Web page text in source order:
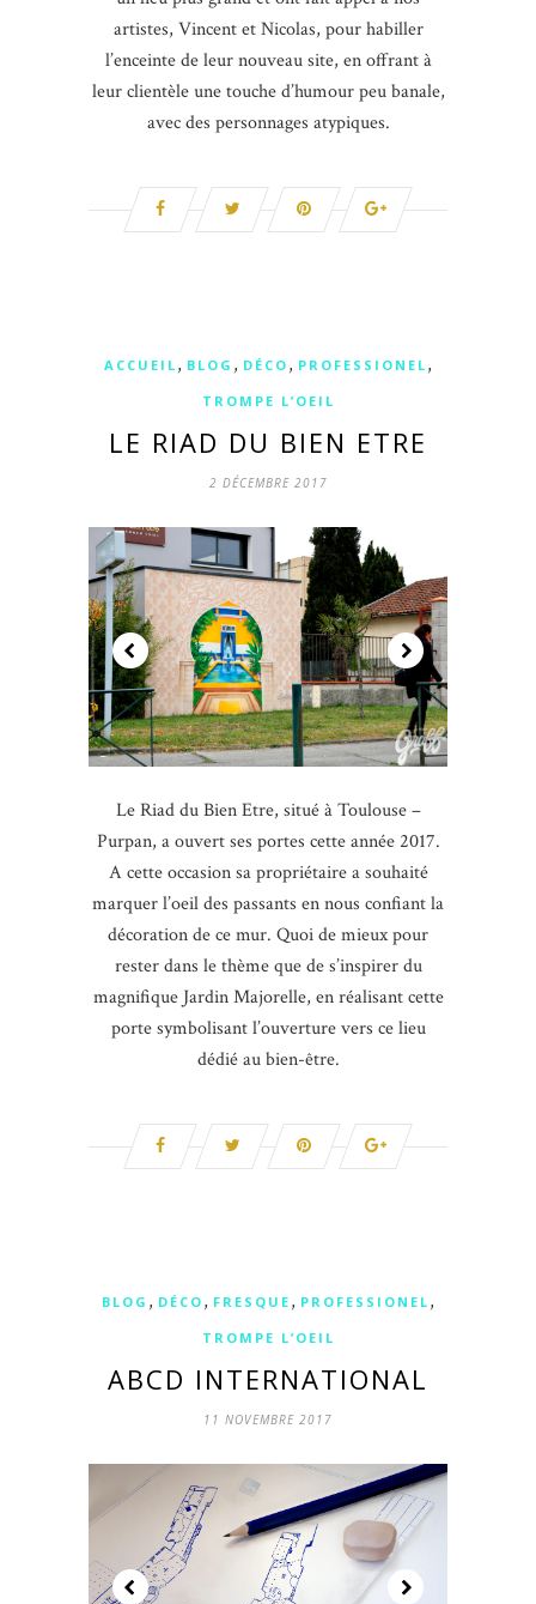
artistes, Vincent et Nicolas, pour habiller
l’enceinte de leur nouveau site, en offrant à
leur clientèle une touche d’humour peu banale,
avec des personnages atypiques.
ACCUEIL , BLOG , DÉCO , PROFESSIONEL ,
TROMPE L’OEIL
LE RIAD DU BIEN ETRE
2 DÉCEMBRE 2017
Le Riad du Bien Etre, situé à Toulouse –
Purpan, a ouvert ses portes cette année 2017.
A cette occasion sa propriétaire a souhaité
marquer l’oeil des passants en nous confiant la
décoration de ce mur. Quoi de mieux pour
rester dans le thème que de s’inspirer du
magnifique Jardin Majorelle, en réalisant cette
porte symbolisant l’ouverture vers ce lieu
dédié au bien-être.
BLOG , DÉCO , FRESQUE , PROFESSIONEL ,
TROMPE L’OEIL
ABCD INTERNATIONAL
11 NOVEMBRE 2017